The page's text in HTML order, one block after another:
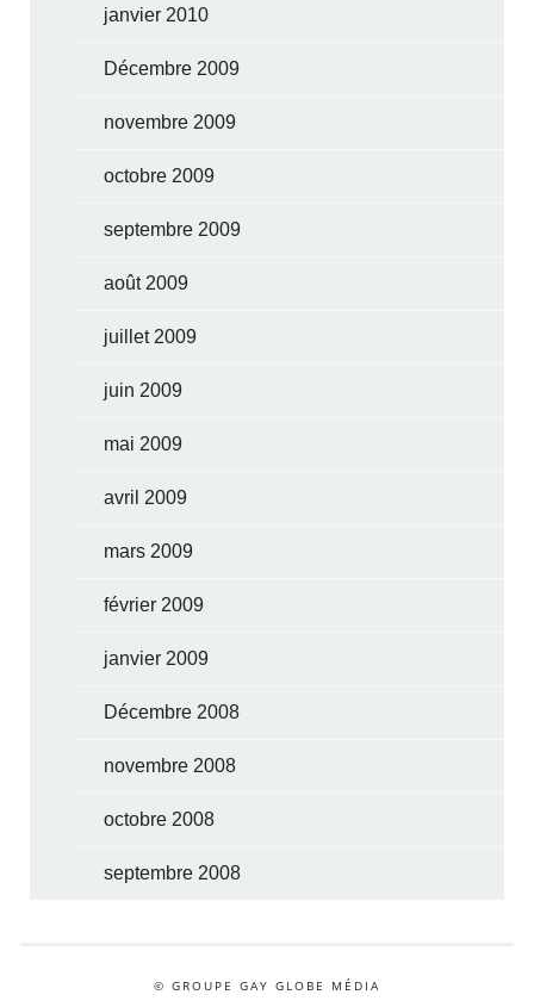
janvier 2010
Décembre 2009
novembre 2009
octobre 2009
septembre 2009
août 2009
juillet 2009
juin 2009
mai 2009
avril 2009
mars 2009
février 2009
janvier 2009
Décembre 2008
novembre 2008
octobre 2008
septembre 2008
© GROUPE GAY GLOBE MÉDIA